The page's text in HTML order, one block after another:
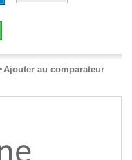
Ajouter au comparateur